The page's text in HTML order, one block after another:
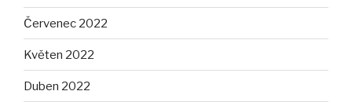
Červenec 2022
Květen 2022
Duben 2022